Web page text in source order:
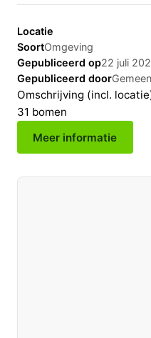
Locatie
SoortOmgeving
Gepubliceerd op22 juli
Gepubliceerd door
Omschrijving (incl.
31 bomen
Meer informatie